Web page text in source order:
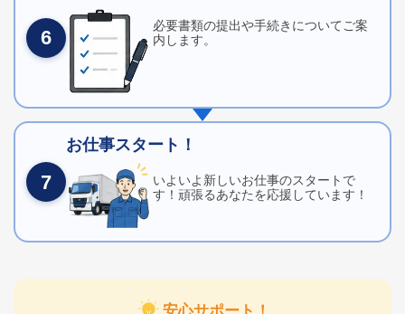
6
必要書類の提出や手続きについてご案
内します。
7
お仕事スタート！
いよいよ新しいお仕事のスタートで
す！頑張るあなたを応援しています！